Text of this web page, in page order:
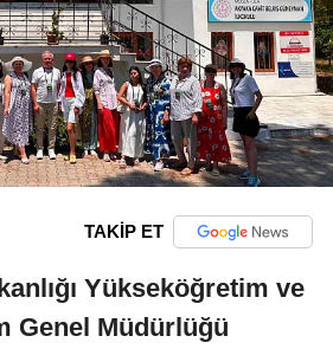
TAKİP ET
Yükseköğretim ve
Genel Müdürlüğü